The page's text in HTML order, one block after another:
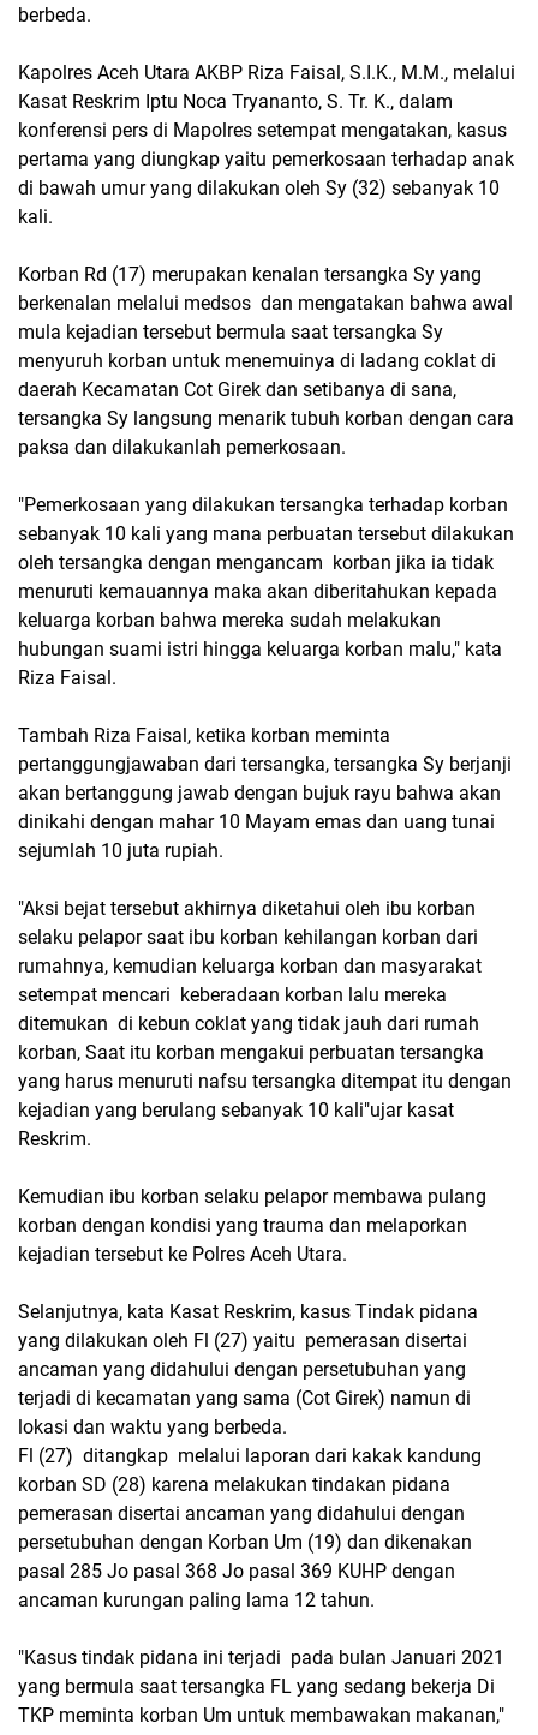
berbeda.
Kapolres Aceh Utara AKBP Riza Faisal, S.I.K., M.M., melalui
Kasat Reskrim Iptu Noca Tryananto, S. Tr. K., dalam
konferensi pers di Mapolres setempat mengatakan, kasus
pertama yang diungkap yaitu pemerkosaan terhadap anak
di bawah umur yang dilakukan oleh Sy (32) sebanyak 10
kali.
Korban Rd (17) merupakan kenalan tersangka Sy yang
berkenalan melalui medsos dan mengatakan bahwa awal
mula kejadian tersebut bermula saat tersangka Sy
menyuruh korban untuk menemuinya di ladang coklat di
daerah Kecamatan Cot Girek dan setibanya di sana,
tersangka Sy langsung menarik tubuh korban dengan cara
paksa dan dilakukanlah pemerkosaan.
"Pemerkosaan yang dilakukan tersangka terhadap korban
sebanyak 10 kali yang mana perbuatan tersebut dilakukan
oleh tersangka dengan mengancam korban jika ia tidak
menuruti kemauannya maka akan diberitahukan kepada
keluarga korban bahwa mereka sudah melakukan
hubungan suami istri hingga keluarga korban malu," kata
Riza Faisal.
Tambah Riza Faisal, ketika korban meminta
pertanggungjawaban dari tersangka, tersangka Sy berjanji
akan bertanggung jawab dengan bujuk rayu bahwa akan
dinikahi dengan mahar 10 Mayam emas dan uang tunai
sejumlah 10 juta rupiah.
"Aksi bejat tersebut akhirnya diketahui oleh ibu korban
selaku pelapor saat ibu korban kehilangan korban dari
rumahnya, kemudian keluarga korban dan masyarakat
setempat mencari keberadaan korban lalu mereka
ditemukan di kebun coklat yang tidak jauh dari rumah
korban, Saat itu korban mengakui perbuatan tersangka
yang harus menuruti nafsu tersangka ditempat itu dengan
kejadian yang berulang sebanyak 10 kali"ujar kasat
Reskrim.
Kemudian ibu korban selaku pelapor membawa pulang
korban dengan kondisi yang trauma dan melaporkan
kejadian tersebut ke Polres Aceh Utara.
Selanjutnya, kata Kasat Reskrim, kasus Tindak pidana
yang dilakukan oleh Fl (27) yaitu pemerasan disertai
ancaman yang didahului dengan persetubuhan yang
terjadi di kecamatan yang sama (Cot Girek) namun di
lokasi dan waktu yang berbeda.
Fl (27) ditangkap melalui laporan dari kakak kandung
korban SD (28) karena melakukan tindakan pidana
pemerasan disertai ancaman yang didahului dengan
persetubuhan dengan Korban Um (19) dan dikenakan
pasal 285 Jo pasal 368 Jo pasal 369 KUHP dengan
ancaman kurungan paling lama 12 tahun.
"Kasus tindak pidana ini terjadi pada bulan Januari 2021
yang bermula saat tersangka FL yang sedang bekerja Di
TKP meminta korban Um untuk membawakan makanan,"